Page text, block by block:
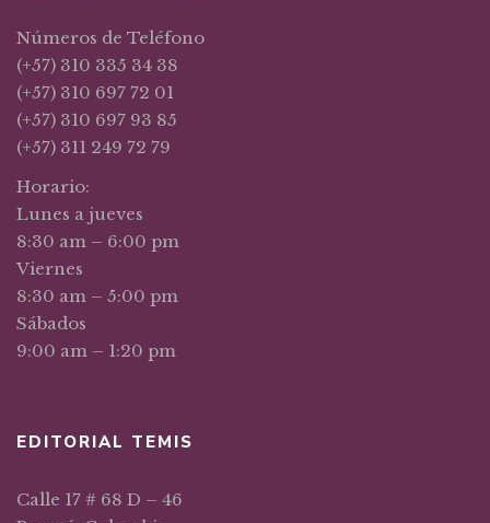
Números de Teléfono
(+57) 310 335 34 38
(+57) 310 697 72 01
(+57) 310 697 93 85
(+57) 311 249 72 79
Horario:
Lunes a jueves
8:30 am – 6:00 pm
Viernes
8:30 am – 5:00 pm
Sábados
9:00 am – 1:20 pm
EDITORIAL TEMIS
Calle 17 # 68 D – 46